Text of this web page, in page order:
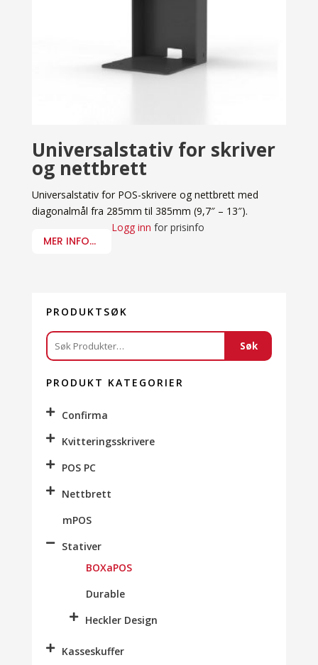
Universalstativ for skriver
og nettbrett
Universalstativ for POS-skrivere og nettbrett med
diagonalmål fra 285mm til 385mm (9,7″ – 13″).
MER INFO...
Logg inn for prisinfo
PRODUKTSØK
Søk
etter:
Søk
PRODUKT KATEGORIER
Confirma
Kvitteringsskrivere
POS PC
Nettbrett
mPOS
Stativer
BOXaPOS
Durable
Heckler Design
Kasseskuffer